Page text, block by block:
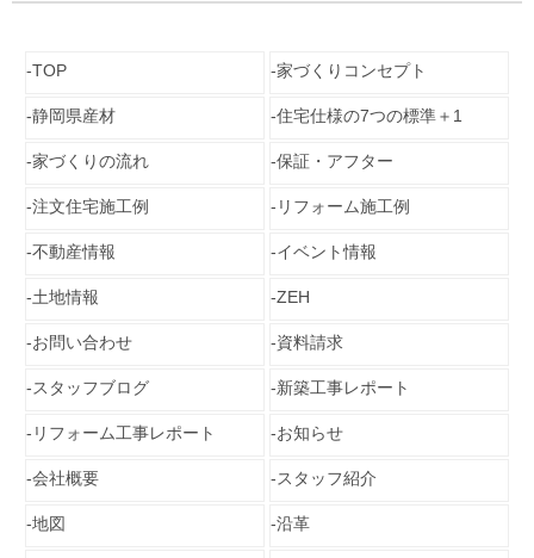
TOP 家づくりコンセプト
静岡県産材 住宅仕様の7つの標準＋1
家づくりの流れ 保証・アフター
注文住宅施工例 リフォーム施工例
不動産情報 イベント情報
土地情報 ZEH
お問い合わせ 資料請求
スタッフブログ 新築工事レポート
リフォーム工事レポート お知らせ
会社概要 スタッフ紹介
地図 沿革